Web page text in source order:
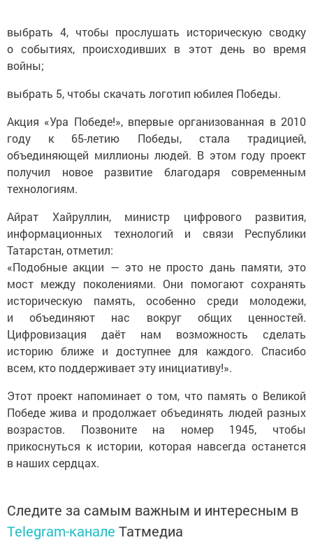
выбрать 4, чтобы прослушать историческую сводку
о событиях, происходивших в этот день во время
войны;
выбрать 5, чтобы скачать логотип юбилея Победы.
Акция «Ура Победе!», впервые организованная в 2010
году к 65-летию Победы, стала традицией,
объединяющей миллионы людей. В этом году проект
получил новое развитие благодаря современным
технологиям.
Айрат Хайруллин, министр цифрового развития,
информационных технологий и связи Республики
Татарстан, отметил:
«Подобные акции — это не просто дань памяти, это
мост между поколениями. Они помогают сохранять
историческую память, особенно среди молодежи,
и объединяют нас вокруг общих ценностей.
Цифровизация даёт нам возможность сделать
историю ближе и доступнее для каждого. Спасибо
всем, кто поддерживает эту инициативу!».
Этот проект напоминает о том, что память о Великой
Победе жива и продолжает объединять людей разных
возрастов. Позвоните на номер 1945, чтобы
прикоснуться к истории, которая навсегда останется
в наших сердцах.
Следите за самым важным и интересным в
Telegram-канале Татмедиа